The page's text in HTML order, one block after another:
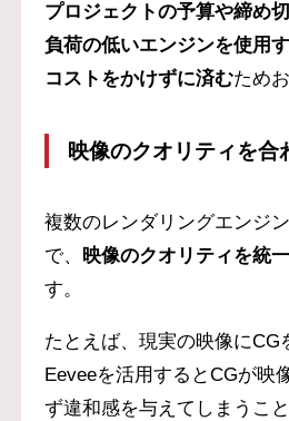
プロジェクトの予算や締め
負荷の低いエンジンを使用
コストをかけずに済むため
映像のクオリティを合
複数のレンダリングエンジ
で、 映像のクオリティを統一
す。
たとえば、現実の映像にCG
Eeveeを活用するとCGが映
ず違和感を与えてしまうこ